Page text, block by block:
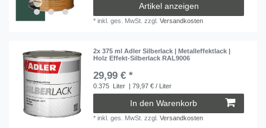
Artikel anzeigen
*inkl. ges. MwSt. zzgl.Versandkosten
2x 375 ml Adler Silberlack | Metalleffektlack |
Holz Effekt-Silberlack RAL9006
29,99 € *
0.375 Liter | 79,97 € / Liter
In den Warenkorb
*inkl. ges. MwSt. zzgl.Versandkosten